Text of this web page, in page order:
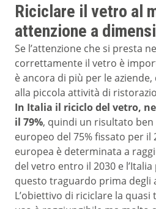
Riciclare il vetro al
attenzione a
Se l’attenzione che si presta
correttamente il vetro è
è ancora di più per le
alla piccola attività di
In Italia il riciclo del vetro,
il 79%, quindi un risultato
europeo del 75% fissato per il
europea è determinata a
del vetro entro il 2030 e
questo traguardo prima degli
L’obiettivo di riciclare la